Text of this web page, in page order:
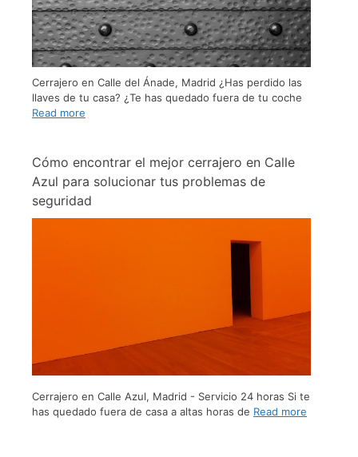
Cerrajero en Calle del Ánade, Madrid ¿Has perdido las
llaves de tu casa? ¿Te has quedado fuera de tu coche
Read more
Cómo encontrar el mejor cerrajero en Calle
Azul para solucionar tus problemas de
seguridad
Cerrajero en Calle Azul, Madrid - Servicio 24 horas Si te
has quedado fuera de casa a altas horas de Read more